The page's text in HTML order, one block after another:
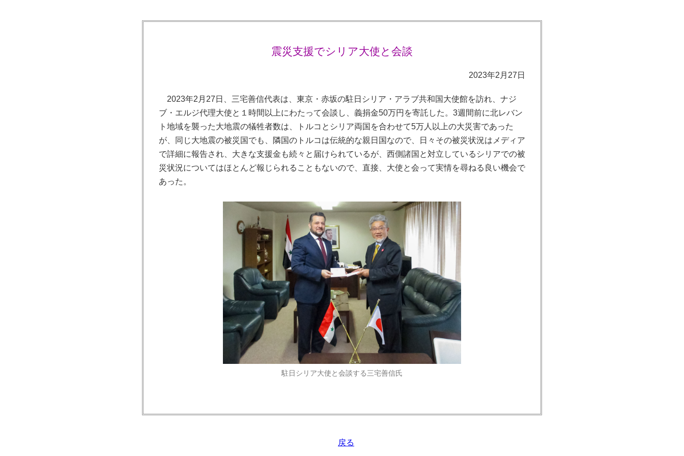
震災支援でシリア大使と会談
2023年2月27日
2023年2月27日、三宅善信代表は、東京・赤坂の駐日シリア・アラブ共和国大使館を訪れ、ナジ
ブ・エルジ代理大使と１時間以上にわたって会談し、義捐金50万円を寄託した。3週間前に北レバン
ト地域を襲った大地震の犠牲者数は、トルコとシリア両国を合わせて5万人以上の大災害であった
が、同じ大地震の被災国でも、隣国のトルコは伝統的な親日国なので、日々その被災状況はメディア
で詳細に報告され、大きな支援金も続々と届けられているが、西側諸国と対立しているシリアでの被
災状況についてはほとんど報じられることもないので、直接、大使と会って実情を尋ねる良い機会で
あった。
駐日シリア大使と会談する三宅善信氏
戻る